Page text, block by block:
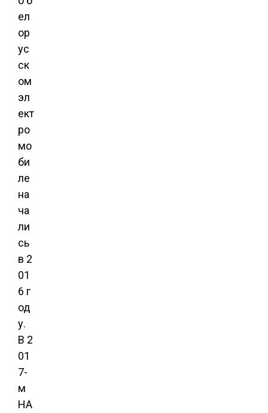
ел
ор
ус
ск
ом
эл
ект
ро
мо
би
ле
на
ча
ли
сь
в 2
01
6 г
од
у.
В 2
01
7-
м
НА